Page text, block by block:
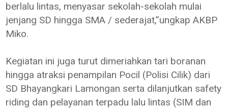
berlalu lintas, menyasar sekolah-sekolah mulai
jenjang SD hingga SMA / sederajat,”ungkap AKBP
Miko.
Kegiatan ini juga turut dimeriahkan tari boranan
hingga atraksi penampilan Pocil (Polisi Cilik) dari
SD Bhayangkari Lamongan serta dilanjutkan safety
riding dan pelayanan terpadu lalu lintas (SIM dan